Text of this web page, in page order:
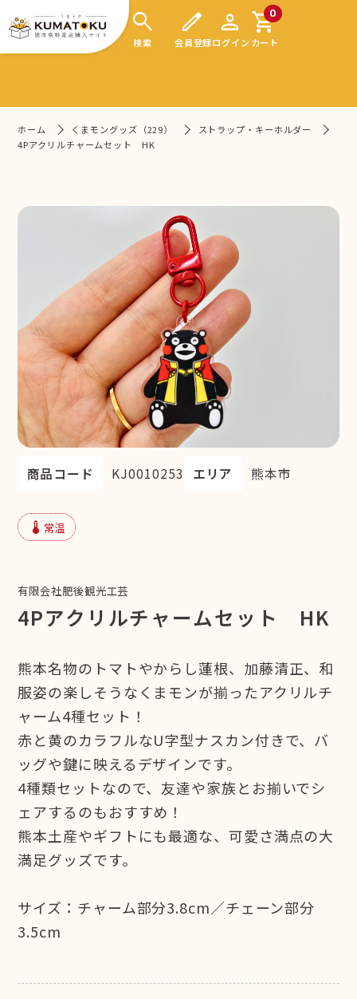
search
検索
edit
会員登録
person
ログイン
0
shopping_cart
カート
ホーム くまモングッズ（229）
ストラップ・キーホルダー
4Pアクリルチャームセット HK
商品コード KJ0010253 エリア 熊本市
device_thermostat 常温
有限会社肥後観光工芸
4Pアクリルチャームセット HK
熊本名物のトマトやからし蓮根、加藤清正、和
服姿の楽しそうなくまモンが揃ったアクリルチ
ャーム4種セット！
赤と黄のカラフルなU字型ナスカン付きで、バ
ッグや鍵に映えるデザインです。
4種類セットなので、友達や家族とお揃いでシ
ェアするのもおすすめ！
熊本土産やギフトにも最適な、可愛さ満点の大
満足グッズです。
サイズ：チャーム部分3.8cm／チェーン部分
3.5cm